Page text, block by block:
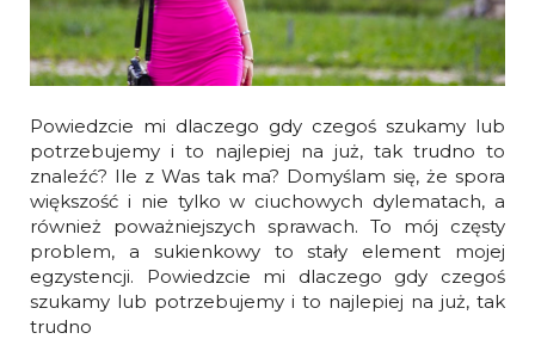
Powiedzcie mi dlaczego gdy czegoś szukamy lub
potrzebujemy i to najlepiej na już, tak trudno to
znaleźć? Ile z Was tak ma? Domyślam się, że spora
większość i nie tylko w ciuchowych dylematach, a
również poważniejszych sprawach. To mój częsty
problem, a sukienkowy to stały element mojej
egzystencji. Powiedzcie mi dlaczego gdy czegoś
szukamy lub potrzebujemy i to najlepiej na już, tak
trudno